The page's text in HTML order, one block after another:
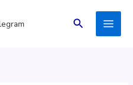
Поиск